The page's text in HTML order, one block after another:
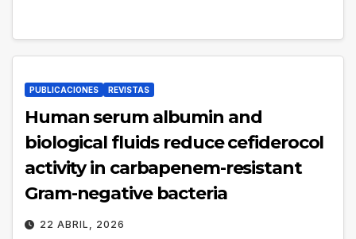
PUBLICACIONES REVISTAS
Human serum albumin and
biological fluids reduce cefiderocol
activity in carbapenem-resistant
Gram-negative bacteria
22 ABRIL, 2026